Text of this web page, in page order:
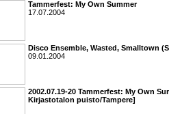
Tammerfest: My Own Summer
17.07.2004
Disco Ensemble, Wasted, Smalltown
09.01.2004
2002.07.19-20 Tammerfest: My Own
Kirjastotalon puisto/Tampere]